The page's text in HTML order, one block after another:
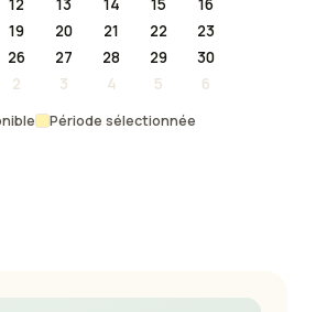
12 13 14 15
16
19 20 21 22
23
26 27 28 29
30
2 3 4 5 6
Période sélectionnée